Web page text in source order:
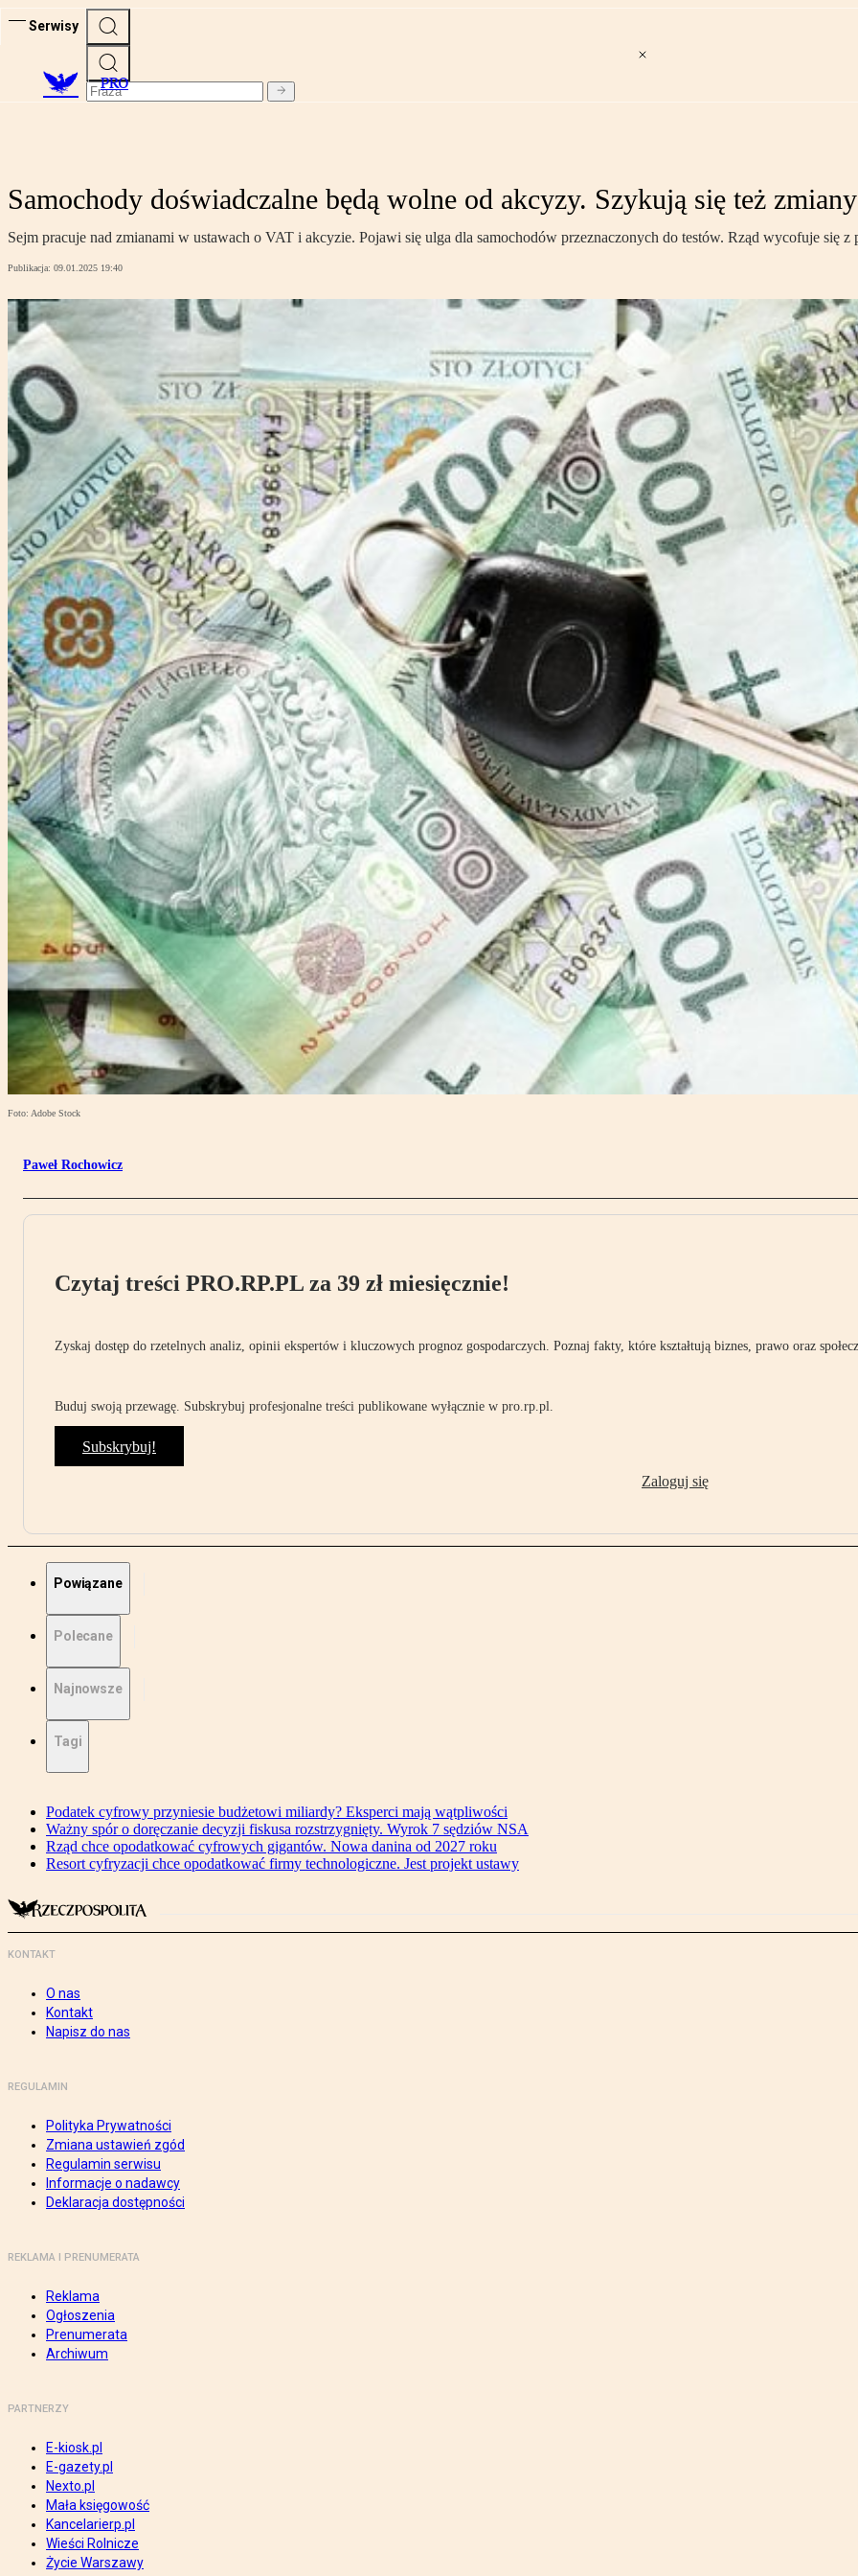
Serwisy
PRO
Samochody doświadczalne będą wolne od akcyzy. Szykują się też
Sejm pracuje nad zmianami w ustawach o VAT i akcyzie. Pojawi się ulga dla samochodów przeznaczonych do testów. Rząd wycofuje się
Publikacja: 09.01.2025 19:40
Foto: Adobe Stock
Paweł Rochowicz
Czytaj treści PRO.RP.PL za 39 zł miesięcznie!
Zyskaj dostęp do rzetelnych analiz, opinii ekspertów i kluczowych prognoz gospodarczych. Poznaj fakty, które kształtują biznes, prawo oraz
Buduj swoją przewagę. Subskrybuj profesjonalne treści publikowane wyłącznie w pro.rp.pl.
Subskrybuj!
Zaloguj się
Powiązane
Polecane
Najnowsze
Tagi
Podatek cyfrowy przyniesie budżetowi miliardy? Eksperci mają wątpliwości
Ważny spór o doręczanie decyzji fiskusa rozstrzygnięty. Wyrok 7 sędziów NSA
Rząd chce opodatkować cyfrowych gigantów. Nowa danina od 2027 roku
Resort cyfryzacji chce opodatkować firmy technologiczne. Jest projekt ustawy
KONTAKT
O nas
Kontakt
Napisz do nas
REGULAMIN
Polityka Prywatności
Zmiana ustawień zgód
Regulamin serwisu
Informacje o nadawcy
Deklaracja dostępności
REKLAMA I PRENUMERATA
Reklama
Ogłoszenia
Prenumerata
Archiwum
PARTNERZY
E-kiosk.pl
E-gazety.pl
Nexto.pl
Mała księgowość
Kancelarierp.pl
Wieści Rolnicze
Życie Warszawy